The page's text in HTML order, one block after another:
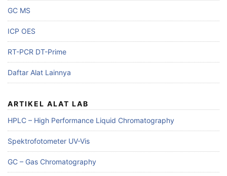
GC MS
ICP OES
RT-PCR DT-Prime
Daftar Alat Lainnya
ARTIKEL ALAT LAB
HPLC – High Performance Liquid Chromatography
Spektrofotometer UV-Vis
GC – Gas Chromatography